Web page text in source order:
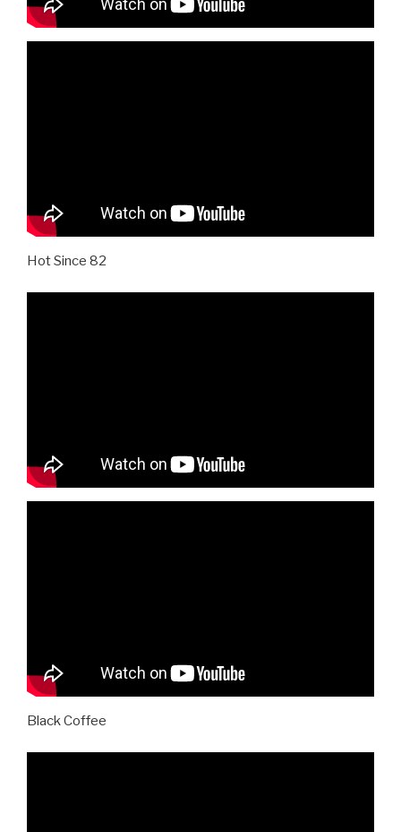
Hot Since 82
Black Coffee